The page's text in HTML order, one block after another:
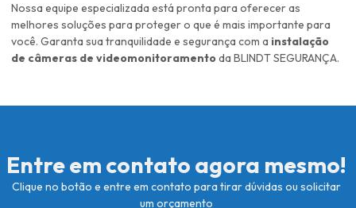
Nossa equipe especializada está pronta para oferecer as
melhores soluções para proteger o que é mais importante para
você. Garanta sua tranquilidade e segurança com a instalação
de câmeras de videomonitoramentoda BLINDT SEGURANÇA.
Entre em contato agora mesmo!
Clique no botão e entre em contato para tirar dúvidas ou solicitar
um orçamento